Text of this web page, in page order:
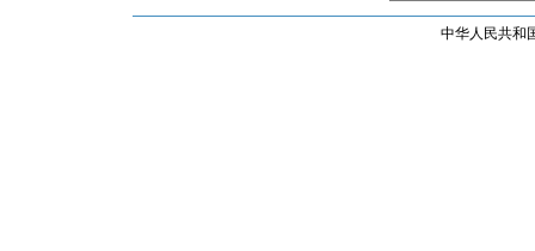
中华人民共和